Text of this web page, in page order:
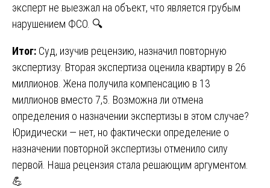
эксперт не выезжал на объект, что является грубым
нарушением ФСО. 🔍
Итог: Суд, изучив рецензию, назначил повторную
экспертизу. Вторая экспертиза оценила квартиру в 26
миллионов. Жена получила компенсацию в 13
миллионов вместо 7,5. Возможна ли отмена
определения о назначении экспертизы в этом случае?
Юридически — нет, но фактически определение о
назначении повторной экспертизы отменило силу
первой. Наша рецензия стала решающим аргументом.
💪